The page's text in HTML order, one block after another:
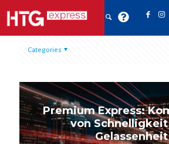
Categories
Premium Express:
von
Gelassenheit